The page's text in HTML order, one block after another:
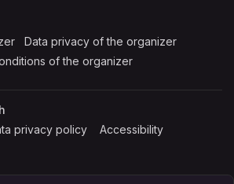
(opens in a new tab)
Data privacy of the organizer
of the organizer
LANGUAGE
in a new tab)
privacy policy (opens in a new tab)
Accessibility